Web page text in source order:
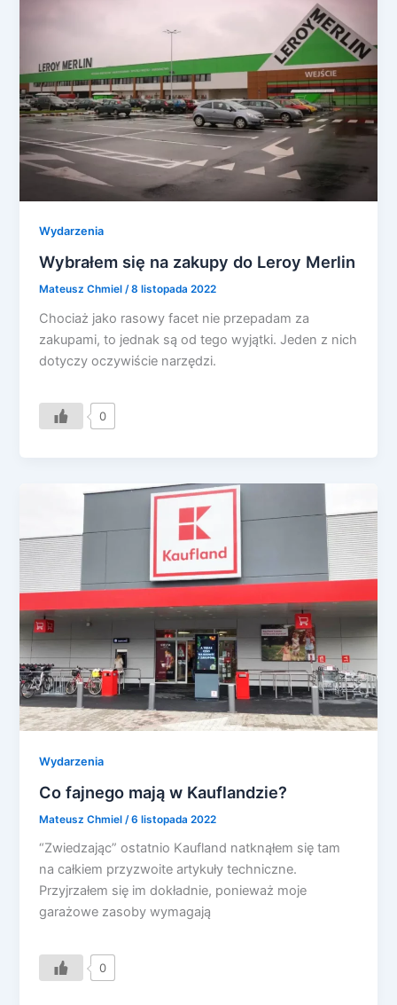
Wydarzenia
Wybrałem się na zakupy do Leroy Merlin
Mateusz Chmiel/8 listopada 2022
Chociaż jako rasowy facet nie przepadam za
zakupami, to jednak są od tego wyjątki. Jeden z nich
dotyczy oczywiście narzędzi.
0
Wydarzenia
Co fajnego mają w Kauflandzie?
Mateusz Chmiel /6 listopada 2022
“Zwiedzając” ostatnio Kaufland natknąłem się tam
na całkiem przyzwoite artykuły techniczne.
Przyjrzałem się im dokładnie, ponieważ moje
garażowe zasoby wymagają
0